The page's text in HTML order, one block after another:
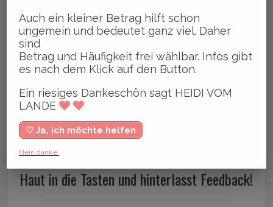
JULI 18, 2016
Haut in die Tasten und hinterlasst Feedback!
Auch ein kleiner Betrag hilft schon
ungemein und bedeutet ganz viel. Daher
sind
Betrag und Häufigkeit frei wählbar. Infos gibt
es nach dem Klick auf den Button.
Ein riesiges Dankeschön sagt HEIDI VOM
LANDE
♡ Ja, ich möchte helfen
Nein danke.